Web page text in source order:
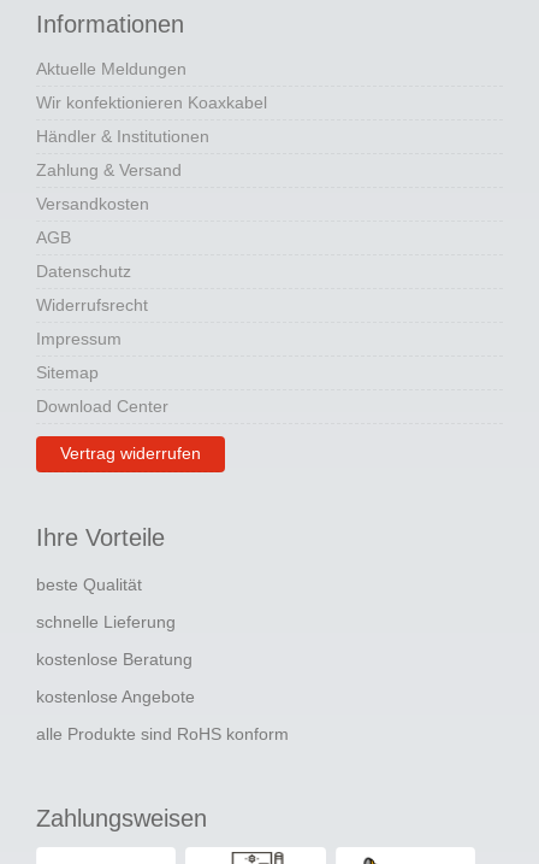
Informationen
Aktuelle Meldungen
Wir konfektionieren Koaxkabel
Händler & Institutionen
Zahlung & Versand
Versandkosten
AGB
Datenschutz
Widerrufsrecht
Impressum
Sitemap
Download Center
Vertrag widerrufen
Ihre Vorteile
beste Qualität
schnelle Lieferung
kostenlose Beratung
kostenlose Angebote
alle Produkte sind RoHS konform
Zahlungsweisen